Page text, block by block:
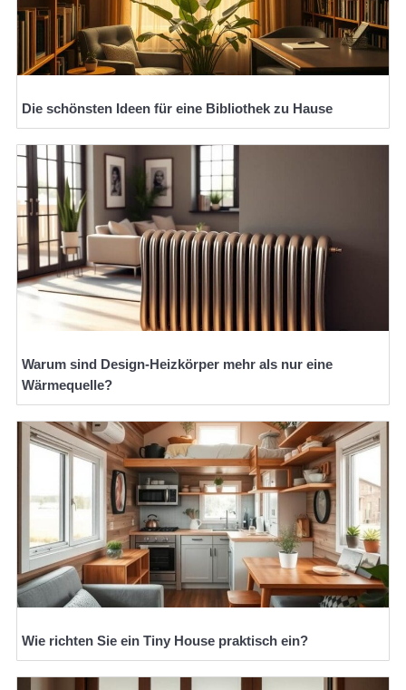
Die schönsten Ideen für eine Bibliothek zu Hause
Warum sind Design-Heizkörper mehr als nur eine
Wärmequelle?
Wie richten Sie ein Tiny House praktisch ein?